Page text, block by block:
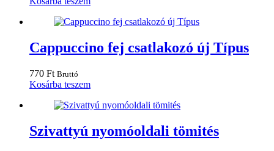
Cappuccino fej csatlakozó új Típus
770 Ft Bruttó
Kosárba teszem
Szivattyú nyomóoldali tömités